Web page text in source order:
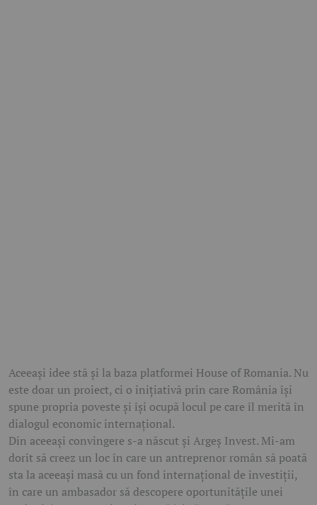
Aceeași idee stă și la baza platformei House of Romania. Nu
este doar un proiect, ci o inițiativă prin care România își
spune propria poveste și își ocupă locul pe care îl merită în
dialogul economic internațional.
Din aceeași convingere s-a născut și Argeș Invest. Mi-am
dorit să creez un loc în care un antreprenor român să poată
sta la aceeași masă cu un fond internațional de investiții,
în care un ambasador să descopere oportunitățile unei